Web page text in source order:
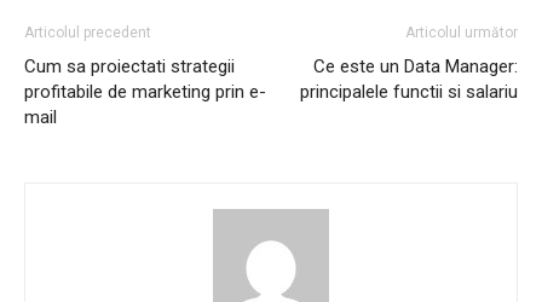
Articolul precedent
Cum sa proiectati strategii
profitabile de marketing prin e-
mail
Articolul următor
Ce este un Data Manager:
principalele functii si salariu